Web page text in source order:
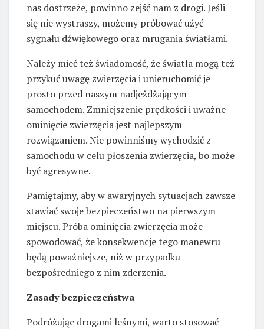
nas dostrzeże, powinno zejść nam z drogi. Jeśli
się nie wystraszy, możemy próbować użyć
sygnału dźwiękowego oraz mrugania światłami.
Należy mieć też świadomość, że światła mogą też
przykuć uwagę zwierzęcia i unieruchomić je
prosto przed naszym nadjeżdżającym
samochodem. Zmniejszenie prędkości i uważne
ominięcie zwierzęcia jest najlepszym
rozwiązaniem. Nie powinniśmy wychodzić z
samochodu w celu płoszenia zwierzęcia, bo może
być agresywne.
Pamiętajmy, aby w awaryjnych sytuacjach zawsze
stawiać swoje bezpieczeństwo na pierwszym
miejscu. Próba ominięcia zwierzęcia może
spowodować, że konsekwencje tego manewru
będą poważniejsze, niż w przypadku
bezpośredniego z nim zderzenia.
Zasady bezpieczeństwa
Podróżując drogami leśnymi, warto stosować